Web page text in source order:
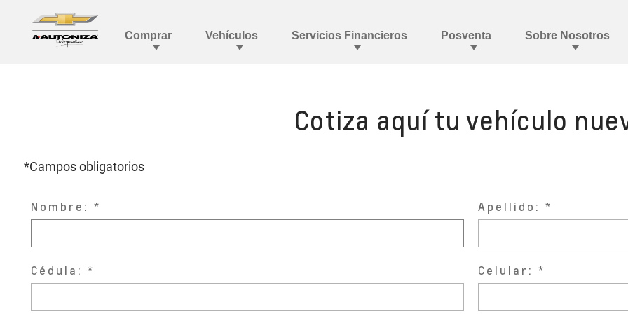
Cotiza aquí tu vehículo
*Campos obligatorios
Nombre: Apellido:
Cédula: Celular: